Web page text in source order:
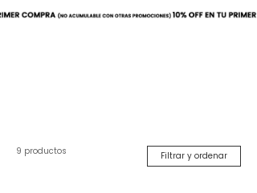
9 productos Filtrar y ordenar